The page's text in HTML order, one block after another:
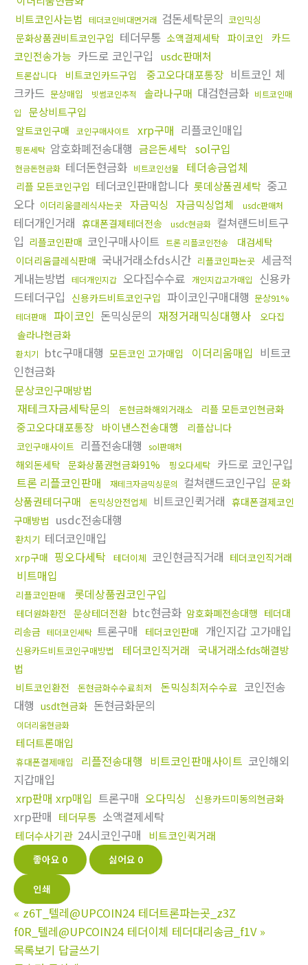
비트코인사는법 테더코인비대면거래 검돈세탁문의 코인믹싱
문화상품권비트코인구입 테더무통 소액결제세탁 파이코인
카드
코인전송가능 카드로 코인구입 usdc판매처
트론삽니다 비트코인카드구입 중고오다대포통장 비트코인 체
크카드 문상매입 빗썸코인추적 솔라나구매 대검현금화 비트코인매
입
문상비트구입
알트코인구매 코인구매사이트 xrp구매 리플코인매입
핑돈세탁 암호화폐전송대행 금은돈세탁 sol구입
현금돈현금화 테더돈현금화 비트코인선물 테더송금업체
리플 모든코인구입 테더코인판매합니다 롯데상품권세탁 중고
오다 이더리움클레식사는곳 자금믹싱 자금믹싱업체 usdc판매처
테더개인거래 휴대폰결제테더전송 usdc현금화 컬쳐랜드비트구
입 리플코인판매 코인구매사이트 트론 리플코인전송
대검세탁
이더리움클레식판매 국내거래소fds시간 리플코인파는곳 세금적
게내는방법
테더개인지갑 오다집수수료 개인지갑고가매입
신용카
드테더구입 신용카드비트코인구입 파이코인구매대행 문상91%
테더판매 파이코인 돈믹싱문의 재정거래믹싱대행사 오다집
솔라나현금화
환치기 btc구매대행 모든코인 고가매입 이더리움매입 비트코
인현금화
문상코인구매방법
재테크자금세탁문의 돈현금화해외거래소 리플 모든코인현금화
중고오다대포통장 바이낸스전송대행 리플삽니다
코인구매사이트 리플전송대행 sol판매처
해외돈세탁 문화상품권현금화91% 핑오다세탁 카드로 코인구입
트론 리플코인판매
재테크자금믹싱문의 컬쳐랜드코인구입 문화
상품권테더구매
돈믹싱안전업체 비트코인퀵거래 휴대폰결제코인
구매방법 usdc전송대행
환치기 테더코인매입
xrp구매 핑오다세탁 테더이체 코인현금직거래 테더코인직거래
비트매입
리플코인판매 롯데상품권코인구입
테더원화환전 문상테더전환 btc현금화 암호화폐전송대행 테더대
리송금 테더코인세탁 트론구매 테더코인판매 개인지갑 고가매입
신용카드비트코인구매방법 테더코인직거래
국내거래소fds해결방
법
비트코인환전 돈현금화수수료최저 돈믹싱최저수수료 코인전송
대행 usdt현금화 돈현금화문의
이더리움현금화
테더트론매입
휴대폰결제매입 리플전송대행 비트코인판매사이트 코인해외
지갑매입
xrp판매 xrp매입 트론구매 오다믹싱 신용카드미동의현금화
xrp판매 테더무통 소액결제세탁
테더수사기관 24시코인구매 비트코인퀵거래
좋아요 0 싫어요 0
인쇄
« z6T_텔레@UPCOIN24 테더트론파는곳_z3Z
f0R_텔레@UPCOIN24 테더이체 테더대리송금_f1V »
목록보기 답글쓰기